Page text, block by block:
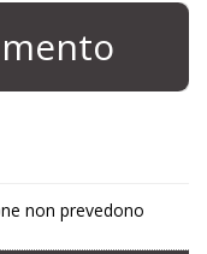
non prevedono